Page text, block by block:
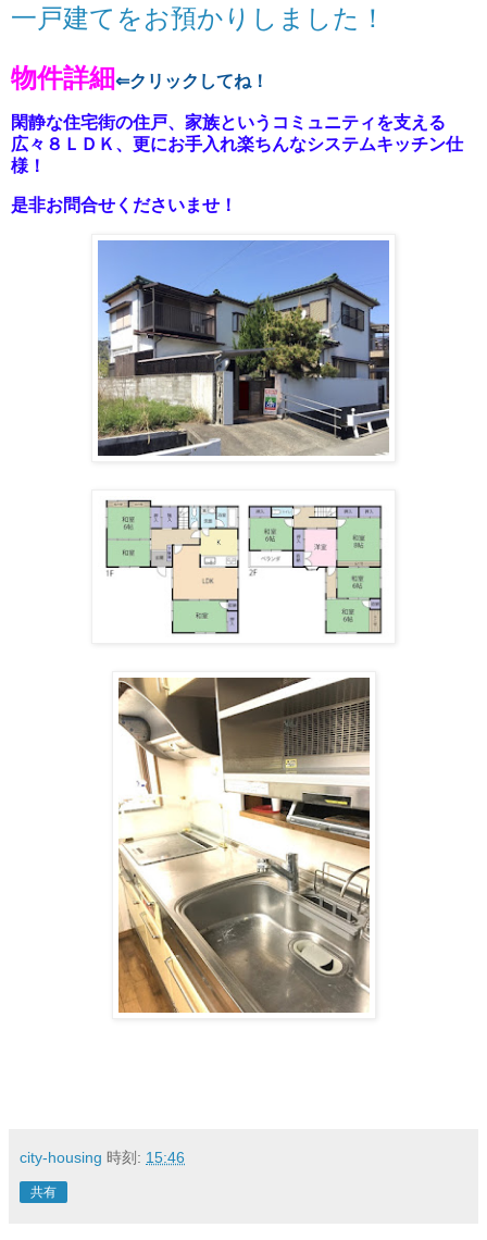
一戸建てをお預かりしました！
物件詳細⇐クリックしてね！
閑静な住宅街の住戸、家族というコミュニティを支える
広々８ＬＤＫ、更にお手入れ楽ちんなシステムキッチン仕
様！
是非お問合せくださいませ！
city-housing 時刻: 15:46
共有